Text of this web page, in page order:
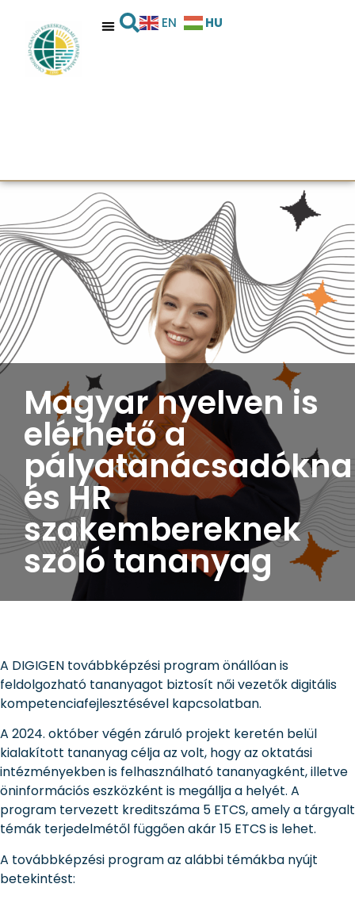
EN HU
Magyar nyelven is
elérhető a
és HR
szakembereknek
szóló tananyag
A DIGIGEN továbbképzési program önállóan is
feldolgozható tananyagot biztosít női vezetők digitális
kompetenciafejlesztésével kapcsolatban.
A 2024. október végén záruló projekt keretén belül
kialakított tananyag célja az volt, hogy az oktatási
intézményekben is felhasználható tananyagként, illetve
öninformációs eszközként is megállja a helyét. A
program tervezett kreditszáma 5 ETCS, amely a tárgyalt
témák terjedelmétől függően akár 15 ETCS is lehet.
A továbbképzési program az alábbi témákba nyújt
betekintést: